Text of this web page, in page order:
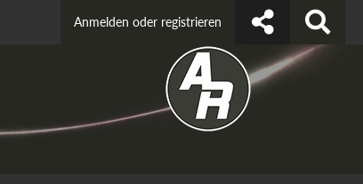
Anmelden oder registrieren